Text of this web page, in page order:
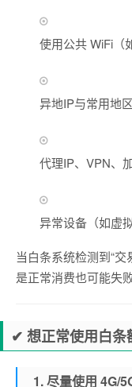
使用公共 WiFi（
异地IP与常用地
代理IP、VPN、
异常设备（如虚拟
当白条系统检测到“
是正常消费也可能失败
✔ 想正常使用白条
1. 尽量使用 4G/